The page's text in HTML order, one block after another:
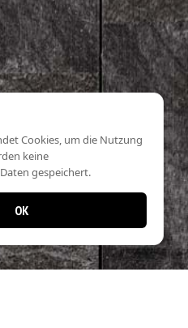
Cookies, um die Nutzung
keine
gespeichert.
OK